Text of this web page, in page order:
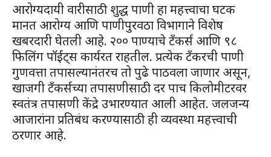
आरोग्यदायी वारीसाठी शुद्ध पाणी हा महत्त्वाचा घटक
मानत आरोग्य आणि पाणीपुरवठा विभागाने विशेष
खबरदारी घेतली आहे. २०० पाण्याचे टँकर्स आणि ९८
फिलिंग पॉईंट्स कार्यरत राहतील. प्रत्येक टँकरची पाणी
गुणवत्ता तपासल्यानंतरच तो पुढे पाठवला जाणार असून,
खाजगी टँकर्सच्या तपासणीसाठी दर पाच किलोमीटरवर
स्वतंत्र तपासणी केंद्रे उभारण्यात आली आहेत. जलजन्य
आजारांना प्रतिबंध करण्यासाठी ही व्यवस्था महत्त्वाची
ठरणार आहे.